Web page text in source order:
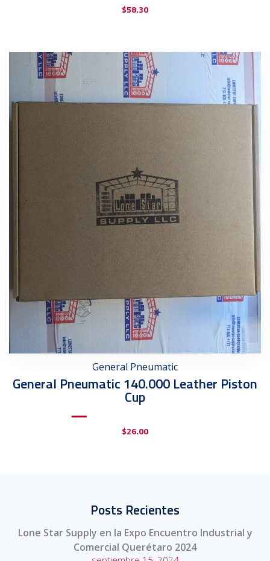
$58.30
General Pneumatic
General Pneumatic 140.000 Leather Piston
Cup
$26.00
Posts Recientes
Lone Star Supply en la Expo Encuentro Industrial y
Comercial Querétaro 2024